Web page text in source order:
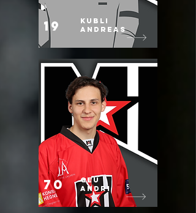
19
Kubli
Andreas
70
Geu
Andri